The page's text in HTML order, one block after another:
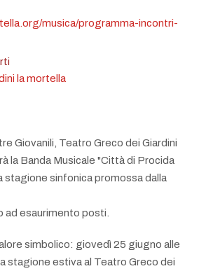
musica/programma-incontri-
la mortella
Giovanili, Teatro Greco dei Giardini
la Banda Musicale "Città di Procida
stagione sinfonica promossa dalla
esaurimento posti.
simbolico: giovedì 25 giugno alle
stagione estiva al Teatro Greco dei